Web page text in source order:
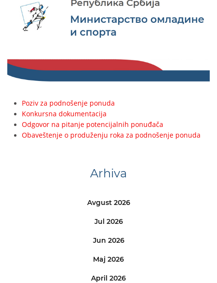
Poziv za podnošenje ponuda
Konkursna dokumentacija
Odgovor na pitanje potencijalnih ponuđača
Obaveštenje o produženju roka za podnošenje ponuda
Arhiva
Avgust 2026
Jul 2026
Jun 2026
Maj 2026
April 2026